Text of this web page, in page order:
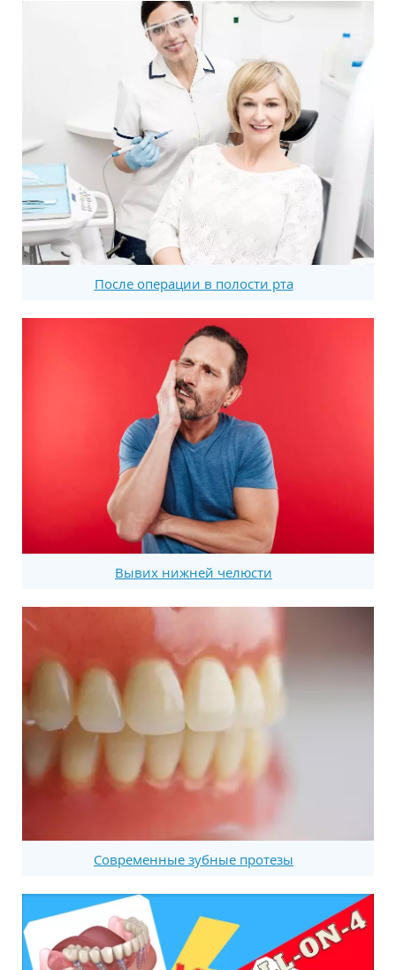
После операции в полости рта
Вывих нижней челюсти
Современные зубные протезы